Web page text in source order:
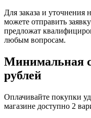
Для заказа и уточнения
можете отправить
предложат
любым вопросам.
Минимальная
рублей
Оплачивайте покупки
магазине доступно 2